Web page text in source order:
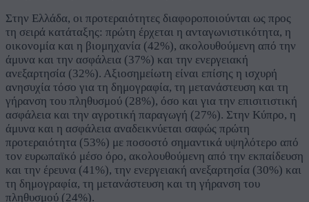
Στην Ελλάδα, οι προτεραιότητες διαφοροποιούνται ως προς
τη σειρά κατάταξης: πρώτη έρχεται η ανταγωνιστικότητα, η
οικονομία και η βιομηχανία (42%), ακολουθούμενη από την
άμυνα και την ασφάλεια (37%) και την ενεργειακή
ανεξαρτησία (32%). Αξιοσημείωτη είναι επίσης η ισχυρή
ανησυχία τόσο για τη δημογραφία, τη μετανάστευση και τη
γήρανση του πληθυσμού (28%), όσο και για την επισιτιστική
ασφάλεια και την αγροτική παραγωγή (27%). Στην Κύπρο, η
άμυνα και η ασφάλεια αναδεικνύεται σαφώς πρώτη
προτεραιότητα (53%) με ποσοστό σημαντικά υψηλότερο από
τον ευρωπαϊκό μέσο όρο, ακολουθούμενη από την εκπαίδευση
και την έρευνα (41%), την ενεργειακή ανεξαρτησία (30%) και
τη δημογραφία, τη μετανάστευση και τη γήρανση του
πληθυσμού (24%).